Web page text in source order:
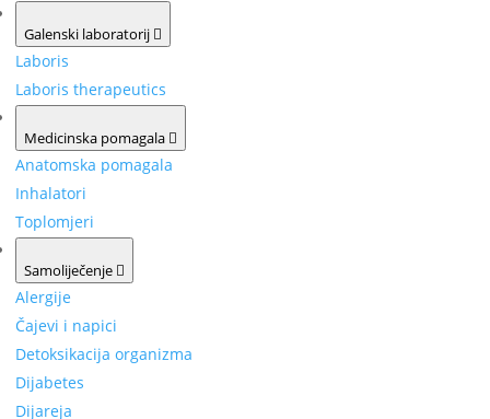
Galenski laboratorij
Laboris
Laboris therapeutics
Medicinska pomagala
Anatomska pomagala
Inhalatori
Toplomjeri
Samoliječenje
Alergije
Čajevi i napici
Detoksikacija organizma
Dijabetes
Dijareja